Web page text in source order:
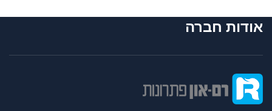
אודות חברה